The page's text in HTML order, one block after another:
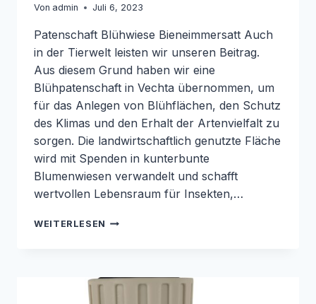
Von admin Juli 6, 2023
Patenschaft Blühwiese Bieneimmersatt Auch
in der Tierwelt leisten wir unseren Beitrag.
Aus diesem Grund haben wir eine
Blühpatenschaft in Vechta übernommen, um
für das Anlegen von Blühflächen, den Schutz
des Klimas und den Erhalt der Artenvielfalt zu
sorgen. Die landwirtschaftlich genutzte Fläche
wird mit Spenden in kunterbunte
Blumenwiesen verwandelt und schafft
wertvollen Lebensraum für Insekten,…
WEITERLESEN PATENSCHAFT